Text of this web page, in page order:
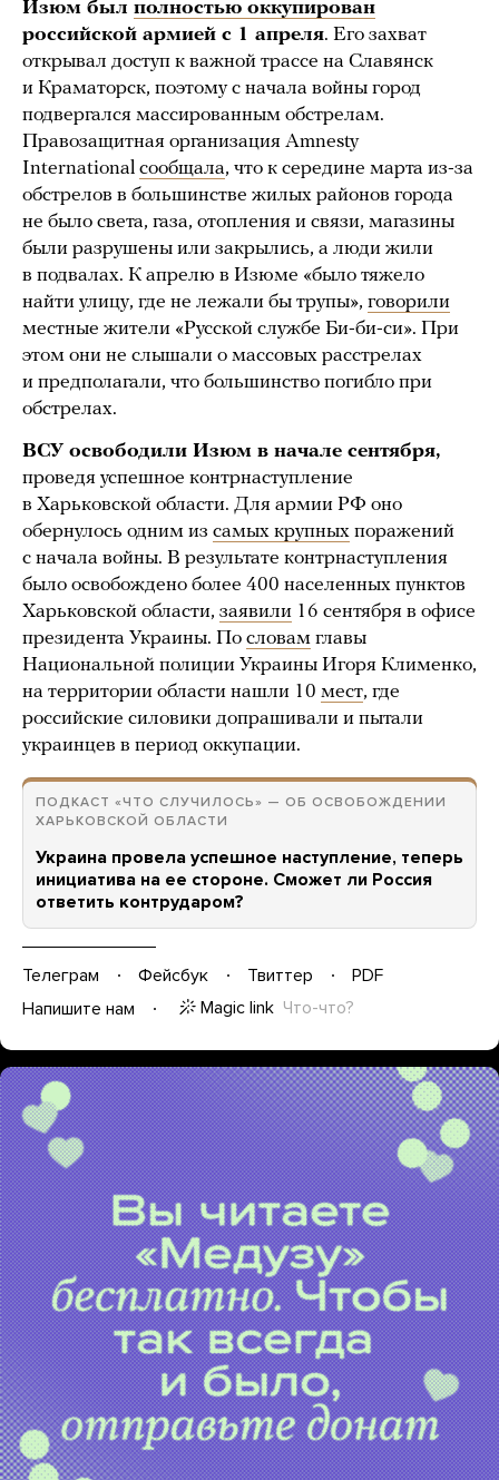
Изюм был полностью оккупирован
российской армией с 1 апреля. Его захват
открывал доступ к важной трассе на Славянск
и Краматорск, поэтому с начала войны город
подвергался массированным обстрелам.
Правозащитная организация Amnesty
International сообщала, что к середине марта из-за
обстрелов в большинстве жилых районов города
не было света, газа, отопления и связи, магазины
были разрушены или закрылись, а люди жили
в подвалах. К апрелю в Изюме «было тяжело
найти улицу, где не лежали бы трупы», говорили
местные жители «Русской службе Би-би-си». При
этом они не слышали о массовых расстрелах
и предполагали, что большинство погибло при
обстрелах.
ВСУ освободили Изюм в начале сентября,
проведя успешное контрнаступление
в Харьковской области. Для армии РФ оно
обернулось одним из самых крупных поражений
с начала войны. В результате контрнаступления
было освобождено более 400 населенных пунктов
Харьковской области, заявили 16 сентября в офисе
президента Украины. По словам главы
Национальной полиции Украины Игоря Клименко,
на территории области нашли 10 мест, где
российские силовики допрашивали и пытали
украинцев в период оккупации.
ПОДКАСТ «ЧТО СЛУЧИЛОСЬ» — ОБ ОСВОБОЖДЕНИИ
ХАРЬКОВСКОЙ ОБЛАСТИ
Украина провела успешное наступление, теперь
инициатива на ее стороне. Сможет ли Россия
ответить контрударом?
Телеграм Фейсбук Твиттер
PDF
Напишите нам
Magic link Что-что?